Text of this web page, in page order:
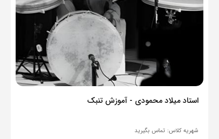
استاد میلاد محمودی - آموزش تنبک
شهریه کلاس: تماس بگیرید